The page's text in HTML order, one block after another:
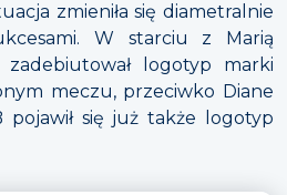
zmieniła się diametralnie
W starciu z Marią
logotyp marki
meczu, przeciwko Diane
pojawił się już także logotyp